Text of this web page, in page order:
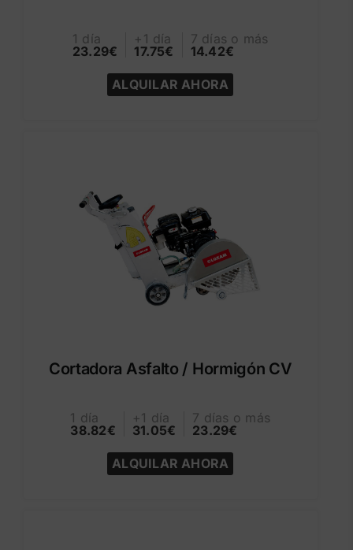
1 día
23.29€
+1 día
17.75€
7 días o más
14.42€
ALQUILAR AHORA
Cortadora Asfalto / Hormigón CV
1 día
38.82€
+1 día
31.05€
7 días o más
23.29€
ALQUILAR AHORA